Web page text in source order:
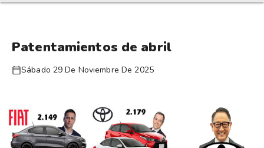
Patentamientos de abril
Sábado 29 De Noviembre De 2025